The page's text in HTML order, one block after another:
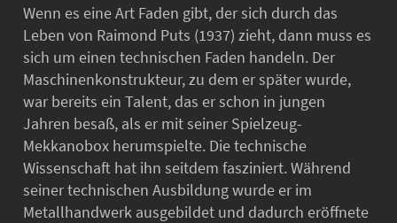
Wenn es eine Art Faden gibt, der sich durch das
Leben von Raimond Puts (1937) zieht, dann muss es
sich um einen technischen Faden handeln. Der
Maschinenkonstrukteur, zu dem er später wurde,
war bereits ein Talent, das er schon in jungen
Jahren besaß, als er mit seiner Spielzeug-
Mekkanobox herumspielte. Die technische
Wissenschaft hat ihn seitdem fasziniert. Während
seiner technischen Ausbildung wurde er im
Metallhandwerk ausgebildet und dadurch eröffnete